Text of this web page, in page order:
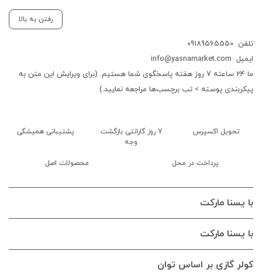
رفتن به بالا
تلفن 09189565550
ایمیل info@yasnamarket.com
ما 24 ساعته 7 روز هفته پاسخگوی شما هستیم. (برای ویرایش این متن به
پیکربندی پوسته > تب برچسب‌ها مراجعه نمایید.)
تحویل اکسپرس
7 روز گارانتی بازگشت
وجه
پشتیبانی همیشگی
پرداخت در محل محصولات اصل
با یسنا مارکت
با یسنا مارکت
کولر گازی بر اساس توان